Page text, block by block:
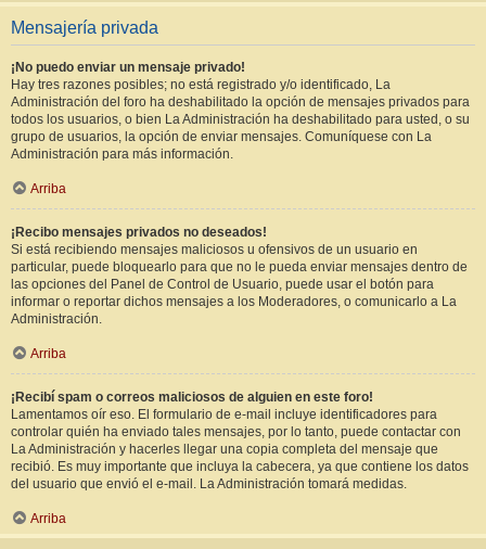
Mensajería privada
¡No puedo enviar un mensaje privado!
Hay tres razones posibles; no está registrado y/o identificado, La
Administración del foro ha deshabilitado la opción de mensajes privados para
todos los usuarios, o bien La Administración ha deshabilitado para usted, o su
grupo de usuarios, la opción de enviar mensajes. Comuníquese con La
Administración para más información.
Arriba
¡Recibo mensajes privados no deseados!
Si está recibiendo mensajes maliciosos u ofensivos de un usuario en
particular, puede bloquearlo para que no le pueda enviar mensajes dentro de
las opciones del Panel de Control de Usuario, puede usar el botón para
informar o reportar dichos mensajes a los Moderadores, o comunicarlo a La
Administración.
Arriba
¡Recibí spam o correos maliciosos de alguien en este foro!
Lamentamos oír eso. El formulario de e-mail incluye identificadores para
controlar quién ha enviado tales mensajes, por lo tanto, puede contactar con
La Administración y hacerles llegar una copia completa del mensaje que
recibió. Es muy importante que incluya la cabecera, ya que contiene los datos
del usuario que envió el e-mail. La Administración tomará medidas.
Arriba